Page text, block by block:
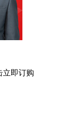
立即订购